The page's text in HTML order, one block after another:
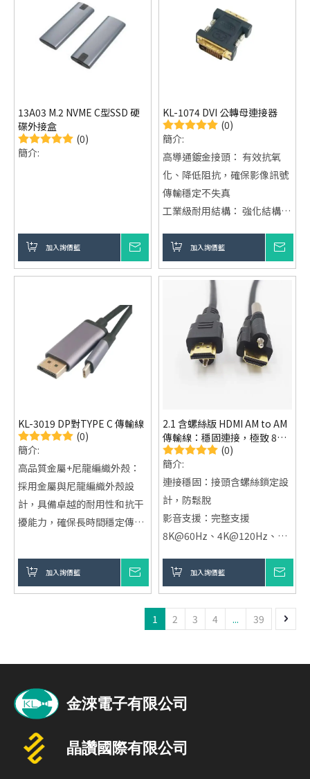
供穩定、高效的傳輸。
13A03 M.2 NVME C型SSD 硬
碟外接盒
(0)
簡介:
加入詢價籃
KL-1074 DVI 公轉母連接器
(0)
簡介:
高導通鍍金接頭： 有效抗氧
化、降低阻抗，確保影像訊號
傳輸穩定不失真
工業級耐用結構： 強化結構設
不鬆脫
多樣化外型選擇： 滿足不同系
統整合、設備佈線與工程應用
加入詢價籃
KL-3019 DP對TYPE C 傳輸線
(0)
簡介:
高品質金屬+尼龍編織外殼：
採用金屬與尼龍編織外殼設
計，具備卓越的耐用性和抗干
擾能力，確保長時間穩定傳
支援8K解析度：提供高達8K
超高清畫質，顯示細節更加清
晰，適合高畫質需求的多媒體
電視、顯示器、筆記型電腦
求。
加入詢價籃
2.1 含螺絲版 HDMI AM to AM
傳輸線：穩固連接，極致 8K
影音不中斷！ (0)
簡介:
連接穩固：接頭含螺絲鎖定設
計，防鬆脫
影音支援：完整支援
8K@60Hz、4K@120Hz、動
材質優良：高純度無氧銅、多
層屏蔽、24K鍍金接頭
銷售模式：製造、出口，
ODM/OEM委託可行
加入詢價籃
1 2 3 4 ... 39